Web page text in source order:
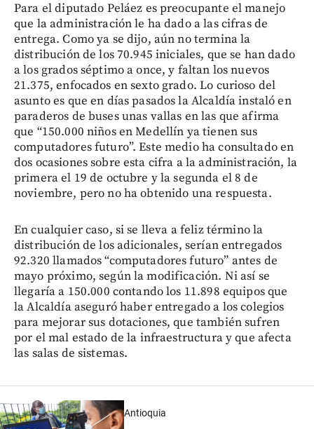
Para el diputado Peláez es preocupante el manejo
que la administración le ha dado a las cifras de
entrega. Como ya se dijo, aún no termina la
distribución de los 70.945 iniciales, que se han dado
a los grados séptimo a once, y faltan los nuevos
21.375, enfocados en sexto grado. Lo curioso del
asunto es que en días pasados la Alcaldía instaló en
paraderos de buses unas vallas en las que afirma
que “150.000 niños en Medellín ya tienen sus
computadores futuro”. Este medio ha consultado en
dos ocasiones sobre esta cifra a la administración, la
primera el 19 de octubre y la segunda el 8 de
noviembre, pero no ha obtenido una respuesta.
En cualquier caso, si se lleva a feliz término la
distribución de los adicionales, serían entregados
92.320 llamados “computadores futuro” antes de
mayo próximo, según la modificación. Ni así se
llegaría a 150.000 contando los 11.898 equipos que
la Alcaldía aseguró haber entregado a los colegios
para mejorar sus dotaciones, que también sufren
por el mal estado de la infraestructura y que afecta
las salas de sistemas.
Antioquia